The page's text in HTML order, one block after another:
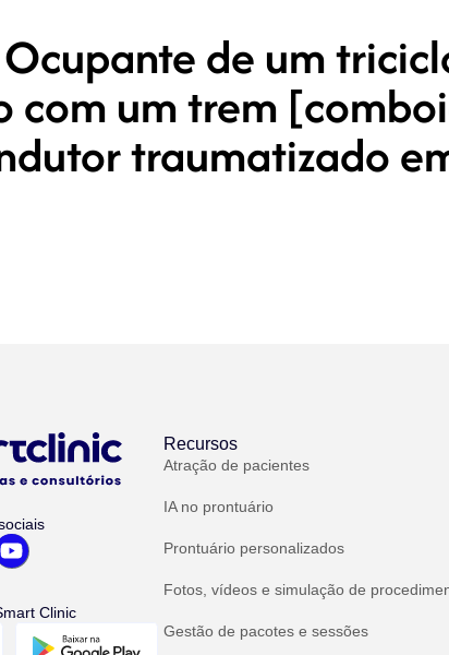
de um
com um trem
traumatizado
Clinic
Recursos
Atração de pacientes
IA no prontuário
Prontuário personalizados
Fotos, vídeos e simulação de
Gestão de pacotes e sessões